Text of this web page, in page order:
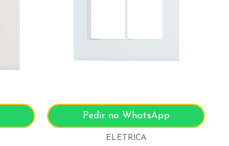
Pedir no WhatsApp
ELETRICA